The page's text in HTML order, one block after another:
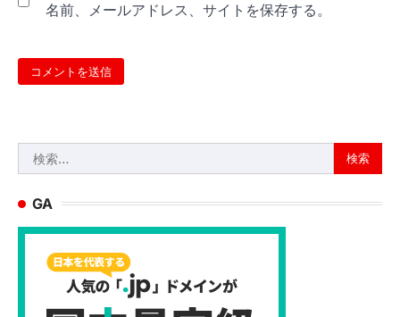
名前、メールアドレス、サイトを保存する。
索:
GA